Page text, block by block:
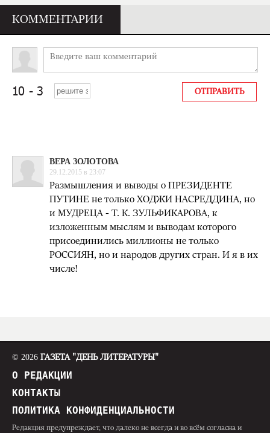
КОММЕНТАРИИ
ВЕРА ЗОЛОТОВА
29.12.2015 в 23:07
Размышления и выводы о ПРЕЗИДЕНТЕ
ПУТИНЕ не только ХОДЖИ НАСРЕДДИНА, но
и МУДРЕЦА - Т. К. ЗУЛЬФИКАРОВА, к
изложенным мыслям и выводам которого
присоединились миллионы не только
РОССИЯН, но и народов других стран. И я в их
числе!
© 2026 ГАЗЕТА "ДЕНЬ ЛИТЕРАТУРЫ"
О РЕДАКЦИИ
КОНТАКТЫ
ПОЛИТИКА КОНФИДЕНЦИАЛЬНОСТИ
Редакция предупреждает, что далеко не всегда и во всём согласна и